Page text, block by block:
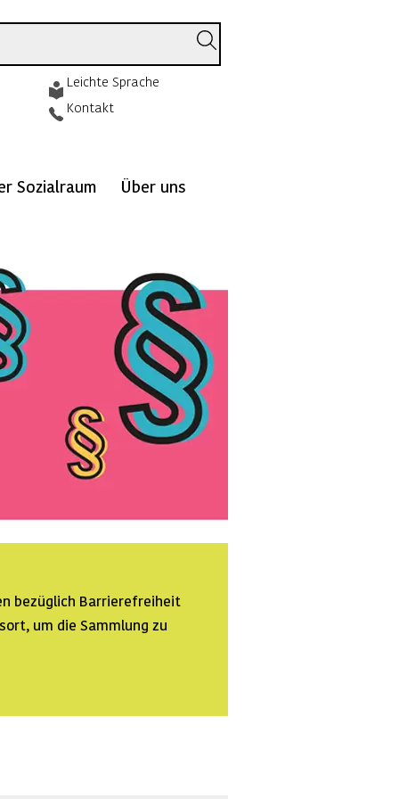
Leichte Sprache
Kontakt
Sozialraum Über uns
bezüglich Barrierefreiheit
um die Sammlung zu